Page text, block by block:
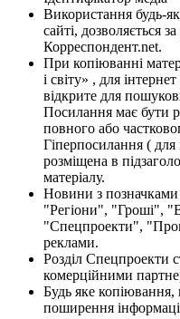
Використання будь-
сайті, дозволяється
Корреспондент.net.
При копіюванні
і світу» , для
відкрите для
Посилання має бути
повного або
Гіперпосилання (
розміщена в
матеріалу.
Новини з
"Регіони", "Гроші",
"Спецпроекти",
реклами.
Розділ Спецпроекти
комерційними
Будь яке копіювання,
поширення